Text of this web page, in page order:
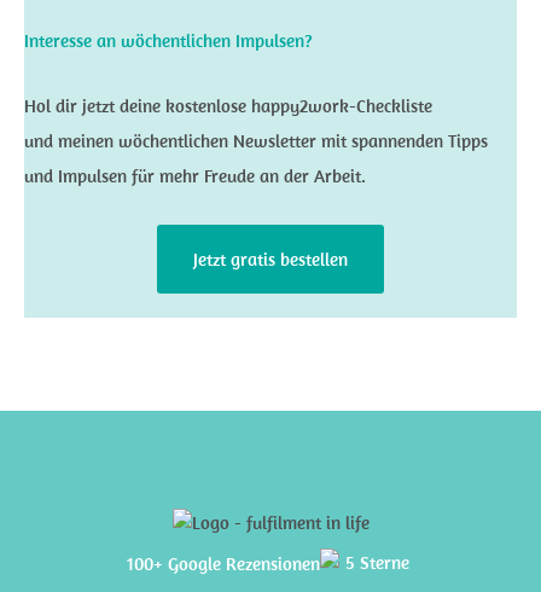
Interesse an wöchentlichen Impulsen?
Hol dir jetzt deine kostenlose happy2work-Checkliste
und meinen wöchentlichen Newsletter mit spannenden Tipps
und Impulsen für mehr Freude an der Arbeit.
Jetzt gratis bestellen
100+ Google Rezensionen